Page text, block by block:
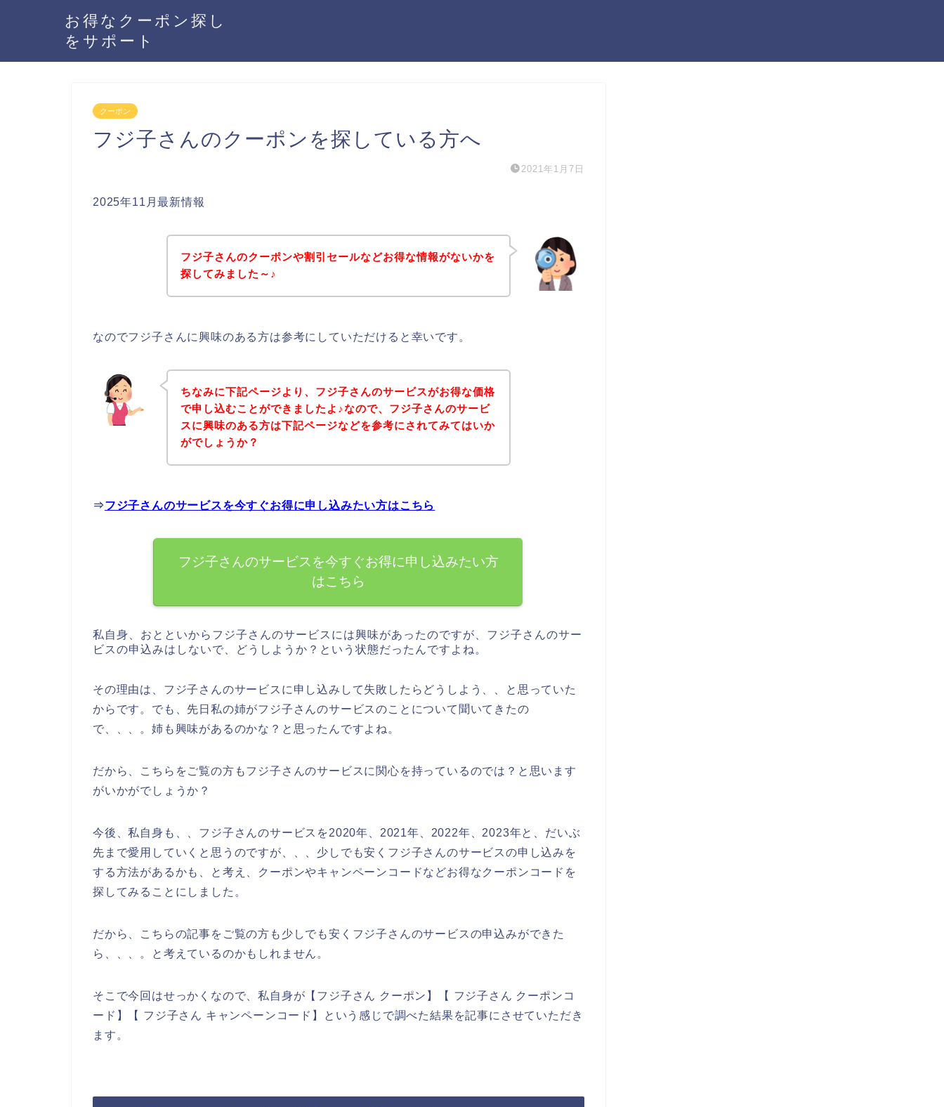
お得なクーポン探し
をサポート
クーポン
フジ子さんのクーポンを探している方へ
2021年1月7日
2025年11月最新情報
フジ子さんのクーポンや割引セールなどお得な情報がないかを
探してみました～♪
なのでフジ子さんに興味のある方は参考にしていただけると幸いです。
ちなみに下記ページより、フジ子さんのサービスがお得な価格
で申し込むことができましたよ♪なので、フジ子さんのサービ
スに興味のある方は下記ページなどを参考にされてみてはいか
がでしょうか？
⇒フジ子さんのサービスを今すぐお得に申し込みたい方はこちら
フジ子さんのサービスを今すぐお得に申し込みたい方
はこちら
私自身、おとといからフジ子さんのサービスには興味があったのですが、フジ子さんのサー
ビスの申込みはしないで、どうしようか？という状態だったんですよね。
その理由は、フジ子さんのサービスに申し込みして失敗したらどうしよう、、と思っていた
からです。でも、先日私の姉がフジ子さんのサービスのことについて聞いてきたの
で、、、。姉も興味があるのかな？と思ったんですよね。
だから、こちらをご覧の方もフジ子さんのサービスに関心を持っているのでは？と思います
がいかがでしょうか？
今後、私自身も、、フジ子さんのサービスを2020年、2021年、2022年、2023年と、だいぶ
先まで愛用していくと思うのですが、、、少しでも安くフジ子さんのサービスの申し込みを
する方法があるかも、と考え、クーポンやキャンペーンコードなどお得なクーポンコードを
探してみることにしました。
だから、こちらの記事をご覧の方も少しでも安くフジ子さんのサービスの申込みができた
ら、、、。と考えているのかもしれません。
そこで今回はせっかくなので、私自身が【フジ子さん クーポン】【 フジ子さん クーポンコ
ード】【 フジ子さん キャンペーンコード】という感じで調べた結果を記事にさせていただき
ます。